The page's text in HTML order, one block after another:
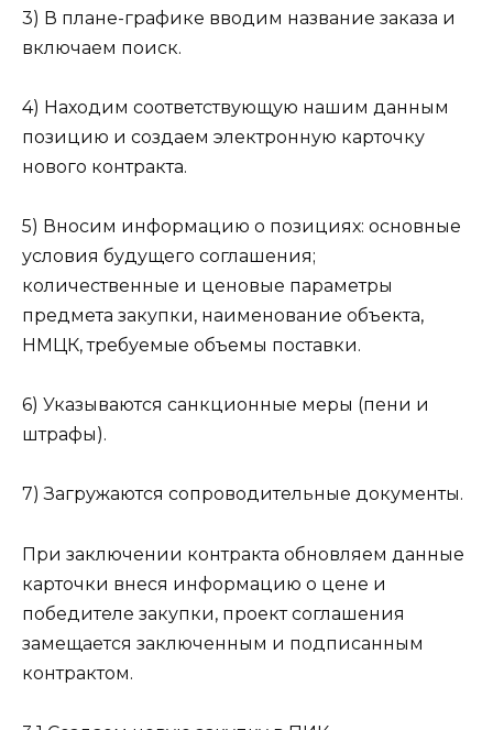
3) В плане-графике вводим название заказа и
включаем поиск.
4) Находим соответствующую нашим данным
позицию и создаем электронную карточку
нового контракта.
5) Вносим информацию о позициях: основные
условия будущего соглашения;
количественные и ценовые параметры
предмета закупки, наименование объекта,
НМЦК, требуемые объемы поставки.
6) Указываются санкционные меры (пени и
штрафы).
7) Загружаются сопроводительные документы.
При заключении контракта обновляем данные
карточки внеся информацию о цене и
победителе закупки, проект соглашения
замещается заключенным и подписанным
контрактом.